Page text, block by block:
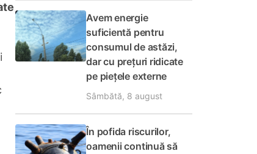
Avem energie
suficientă pentru
consumul de astăzi,
dar cu prețuri ridicate
pe piețele externe
Sâmbătă, 8 august
În pofida riscurilor,
oamenii continuă să